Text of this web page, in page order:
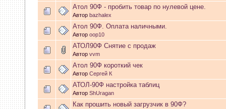
GenKass:whookey: да, всё
запись и индикаторы гаснут.
03 Апреля 2026, 10:02:33
whookey:GenKass: с
03 Апреля 2026, 05:22:56
Атол 90Ф - пробить товар по нулевой цене.
Автор bazhalex
Атол 90Ф. Оплата наличными.
Автор oop10
АТОЛ90Ф Снятие с продаж
Автор vvm
Атол 90Ф короткий чек
Автор Сергей К
АТОЛ-90Ф настройка таблиц
Автор ShUragan
Как прошить новый загрузчик в 90Ф?